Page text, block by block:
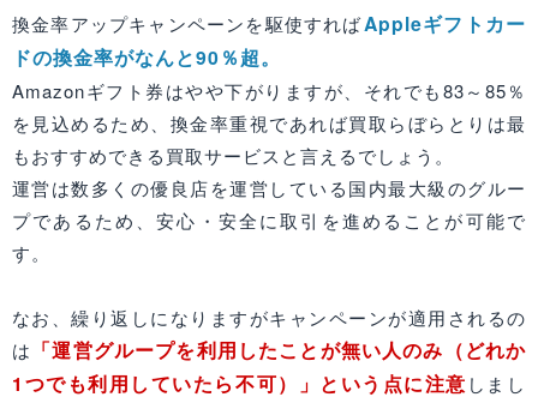
換金率アップキャンペーンを駆使すればAppleギフトカー
ドの換金率がなんと90％超。
Amazonギフト券はやや下がりますが、それでも83～85％
を見込めるため、換金率重視であれば買取らぼらとりは最
もおすすめできる買取サービスと言えるでしょう。
運営は数多くの優良店を運営している国内最大級のグルー
プであるため、安心・安全に取引を進めることが可能で
す。
なお、繰り返しになりますがキャンペーンが適用されるの
は 「運営グループを利用したことが無い人のみ（どれか
1つでも利用していたら不可）」という点に注意 しまし